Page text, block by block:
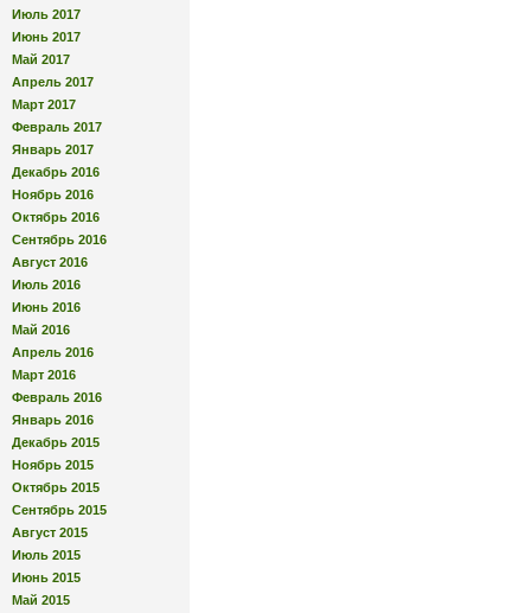
Июль 2017
Июнь 2017
Май 2017
Апрель 2017
Март 2017
Февраль 2017
Январь 2017
Декабрь 2016
Ноябрь 2016
Октябрь 2016
Сентябрь 2016
Август 2016
Июль 2016
Июнь 2016
Май 2016
Апрель 2016
Март 2016
Февраль 2016
Январь 2016
Декабрь 2015
Ноябрь 2015
Октябрь 2015
Сентябрь 2015
Август 2015
Июль 2015
Июнь 2015
Май 2015